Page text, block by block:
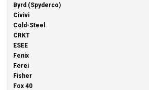
Byrd (Spyderco)
Civivi
Cold-Steel
CRKT
ESEE
Fenix
Ferei
Fisher
Fox 40